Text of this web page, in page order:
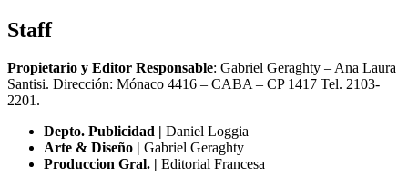
Staff
Propietario y Editor Responsable: Gabriel Geraghty – Ana Laura
Santisi. Dirección: Mónaco 4416 – CABA – CP 1417 Tel. 2103-
2201.
Depto. Publicidad | Daniel Loggia
Arte & Diseño | Gabriel Geraghty
Produccion Gral. | Editorial Francesa